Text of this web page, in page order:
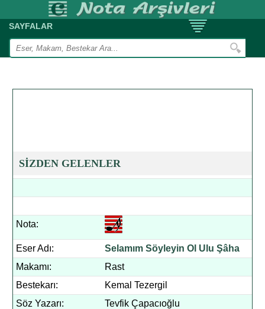
SAYFALAR
SİZDEN GELENLER
Nota:
Eser Adı:
Selamım Söyleyin Ol Ulu Şâha
Makamı:
Rast
Bestekarı:
Kemal Tezergil
Söz Yazarı:
Tevfik Çapacıoğlu